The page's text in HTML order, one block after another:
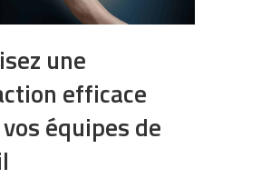
une
efficace
équipes de